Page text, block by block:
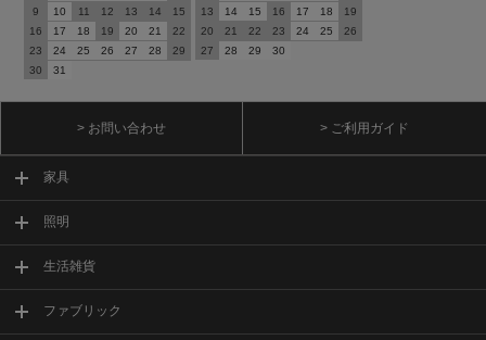
9
10 11 12 13 14
15
16
17 18 19 20 21
22
23
24 25 26 27 28
29
30
31
13
14 15 16 17 18
19
20
21 22 23 24 25
26
27
28 29 30
> お問い合わせ > ご利用ガイド
家具
照明
生活雑貨
ファブリック